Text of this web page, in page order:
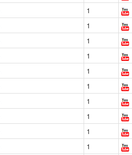
1
1
1
1
1
1
1
1
1
1